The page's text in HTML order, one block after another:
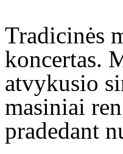
Tradicinės
koncertas.
atvykusio
masiniai
pradedant